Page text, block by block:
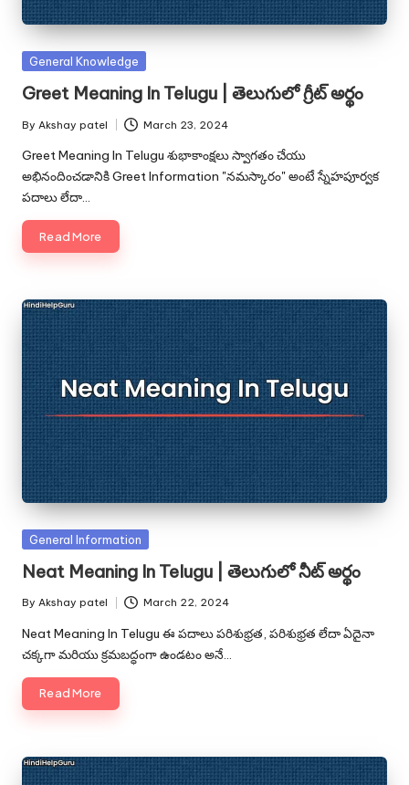
Posted
General Knowledge
Greet Meaning In Telugu | తెలుగులో గ్రీట్ అర్థం
Posted
by
By Akshay patel March 23, 2024
Greet Meaning In Telugu శుభాకాంక్షలు స్వాగతం చేయు
అభినందించడానికి Greet Information "నమస్కారం" అంటే స్నేహపూర్వక
పదాలు లేదా…
Read More
Posted
General Information
Neat Meaning In Telugu | తెలుగులో నీట్ అర్థం
Posted
by
By Akshay patel March 22, 2024
Neat Meaning In Telugu ఈ పదాలు పరిశుభ్రత, పరిశుభ్రత లేదా ఏదైనా
చక్కగా మరియు క్రమబద్ధంగా ఉండటం అనే…
Read More